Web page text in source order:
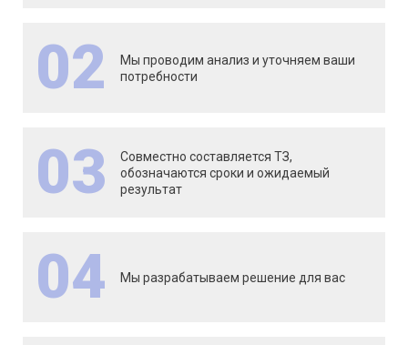
02
Мы проводим анализ и уточняем ваши
потребности
03
Совместно составляется ТЗ,
обозначаются сроки и ожидаемый
результат
04 Мы разрабатываем решение для вас